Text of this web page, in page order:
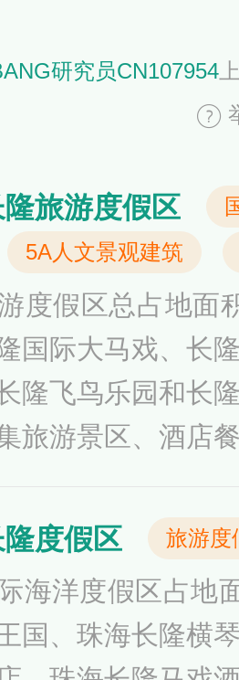
研究员CN107954
旅游度假区
5A人文景观建筑
度假区总占地面
国际大马戏、长
隆飞鸟乐园和长
旅游景区、酒店
奖项，如TEA的
杰出成就奖”等
游度假胜地”。
度假区 旅游度
海洋度假区占地
国、珠海长隆横